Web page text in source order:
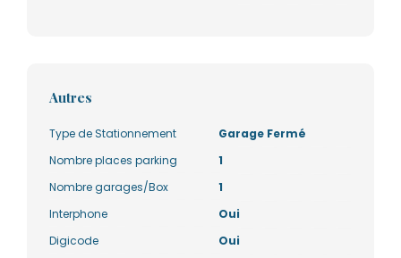
Autres
Type de Stationnement
Garage Fermé
Nombre places parking
1
Nombre garages/Box
1
Interphone
Oui
Digicode
Oui